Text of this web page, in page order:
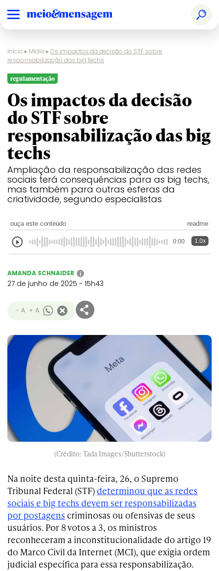
Início ▸ Mídia ▸Os impactos da decisão do STF sobre
responsabilização das big techs
regulamentação
Os impactos da decisão
do STF sobre
responsabilização das big
techs
Ampliação da responsabilização das redes
sociais terá consequências para as big techs,
mas também para outras esferas da
criatividade, segundo especialistas
ouça este conteúdo readme
0:00 1.0x
AMANDA SCHNAIDER i
27 de junho de 2025 - 15h43
- A + A
(Crédito: Tada Images/Shutterstock)
Na noite desta quinta-feira, 26, o Supremo
Tribunal Federal (STF) determinou que as redes
sociais e big techs devem ser responsabilizadas
por postagens criminosas ou ofensivas de seus
usuários. Por 8 votos a 3, os ministros
reconheceram a inconstitucionalidade do artigo 19
do Marco Civil da Internet (MCI), que exigia ordem
judicial específica para essa responsabilização.